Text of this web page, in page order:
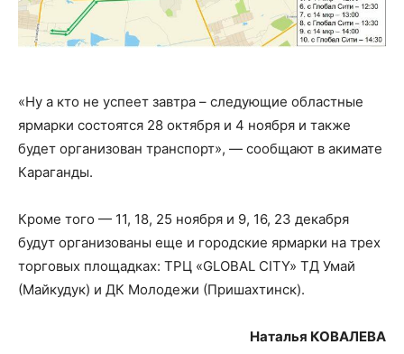
«Ну а кто не успеет завтра – следующие областные
ярмарки состоятся 28 октября и 4 ноября и также
будет организован транспорт», — сообщают в акимате
Караганды.
Кроме того — 11, 18, 25 ноября и 9, 16, 23 декабря
будут организованы еще и городские ярмарки на трех
торговых площадках: ТРЦ «GLOBAL CITY» ТД Умай
(Майкудук) и ДК Молодежи (Пришахтинск).
Наталья КОВАЛЕВА